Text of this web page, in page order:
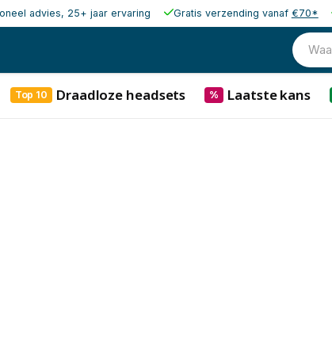
advies, 25+ jaar ervaring Gratis verzending vanaf €70*
Top 10 Draadloze headsets % Laatste kans